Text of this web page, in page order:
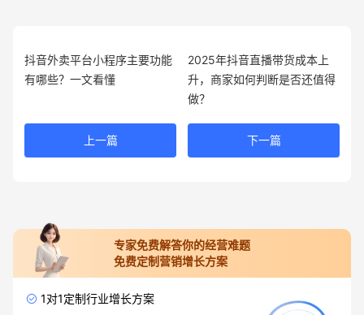
抖音外卖平台小程序主要功能
有哪些？一文看懂
上一篇
2025年抖音直播带货成本上
升，商家如何判断是否还值得
做？
下一篇
专家免费解答你的经营难题
免费定制营销增长方案
1对1定制行业增长方案